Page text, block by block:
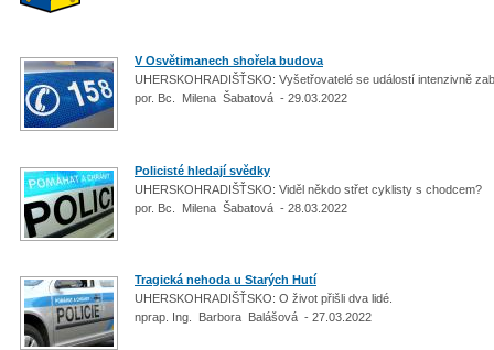
V Osvětimanech shořela budova
UHERSKOHRADIŠŤSKO: Vyšetřovatelé se událostí intenzivně
por. Bc. Milena Šabatová - 29.03.2022
Policisté hledají svědky
UHERSKOHRADIŠŤSKO: Viděl někdo střet cyklisty s chodcem?
por. Bc. Milena Šabatová - 28.03.2022
Tragická nehoda u Starých Hutí
UHERSKOHRADIŠŤSKO: O život přišli dva lidé.
nprap. Ing. Barbora Balášová - 27.03.2022